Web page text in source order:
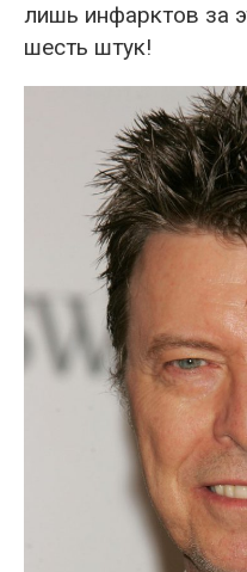
лишь инфарктов за
шесть штук!